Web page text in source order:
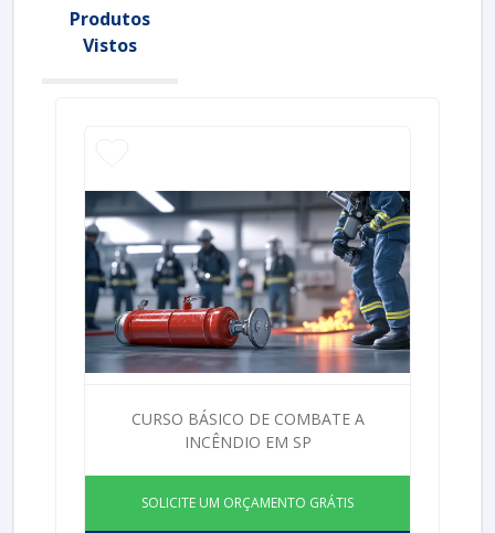
Produtos
Vistos
CURSO BÁSICO DE COMBATE A
INCÊNDIO EM SP
SOLICITE UM ORÇAMENTO GRÁTIS